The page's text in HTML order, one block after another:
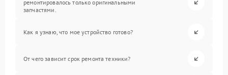
ремонтировалось только оригинальными
запчастями.
Как я узнаю, что мое устройство готово?
От чего зависит срок ремонта техники?